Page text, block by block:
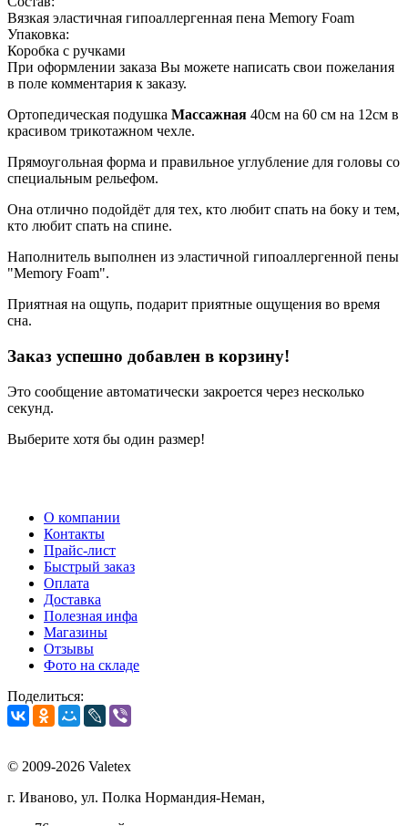
Вязкая эластичная гипоаллергенная пена Memory Foam
Упаковка:
Коробка с ручками
При оформлении заказа Вы можете написать свои пожелания
в поле комментария к заказу.
Ортопедическая подушка Массажная 40см на 60 см на 12см в
красивом трикотажном чехле.
Прямоугольная форма и правильное углубление для головы со
специальным рельефом.
Она отлично подойдёт для тех, кто любит спать на боку и тем,
кто любит спать на спине.
Наполнитель выполнен из эластичной гипоаллергенной пены
"Memory Foam".
Приятная на ощупь, подарит приятные ощущения во время
сна.
Заказ успешно добавлен в корзину!
Это сообщение автоматически закроется через несколько
секунд.
Выберите хотя бы один размер!
О компании
Контакты
Прайс-лист
Быстрый заказ
Оплата
Доставка
Полезная инфа
Магазины
Отзывы
Фото на складе
Поделиться:
© 2009-2026 Valetex
г. Иваново, ул. Полка Нормандия-Неман,